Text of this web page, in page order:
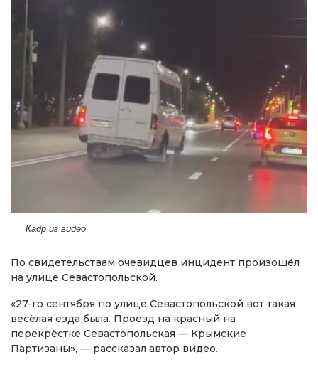
Кадр из видео
По свидетельствам очевидцев инцидент произошёл
на улице Севастопольской.
«27-го сентября по улице Севастопольской вот такая
весёлая езда была. Проезд на красный на
перекрёстке Севастопольская — Крымские
Партизаны», — рассказал автор видео.